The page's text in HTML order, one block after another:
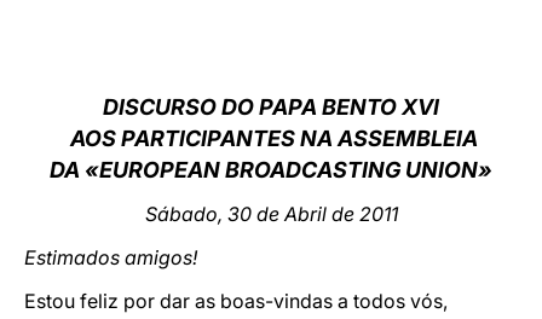
中文
LATINE
DISCURSO DO PAPA BENTO XVI
AOS PARTICIPANTES NA ASSEMBLEIA
DA «EUROPEAN BROADCASTING UNION»
Sábado, 30 de Abril de 2011
Estimados amigos!
Estou feliz por dar as boas-vindas a todos vós,